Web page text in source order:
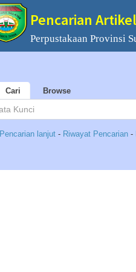
Pencarian Artikel
Perpustakaan Provinsi
Cari Browse
Pencarian lanjut - Riwayat Pencarian -